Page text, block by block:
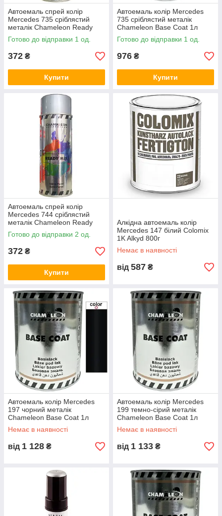
Автоемаль спрей колір
Mercedes 735 сріблястий
металік Chameleon Ready
Mix 400мл
Готово до відправки 1 од.
372 ₴
Купити
Автоемаль колір Mercedes
735 сріблястий металік
Chameleon Base Coat 1л
Готово до відправки 1 од.
976 ₴
Купити
Автоемаль спрей колір
Mercedes 744 сріблястий
металік Chameleon Ready
Mix 400мл
Готово до відправки 2 од.
372 ₴
Купити
Алкідна автоемаль колір
Mercedes 147 білий Colomix
1K Alkyd 800г
Немає в наявності
від 587 ₴
Автоемаль колір Mercedes
197 чорний металік
Chameleon Base Coat 1л
Немає в наявності
від 1 128 ₴
Автоемаль колір Mercedes
199 темно-сірий металік
Chameleon Base Coat 1л
Немає в наявності
від 1 133 ₴